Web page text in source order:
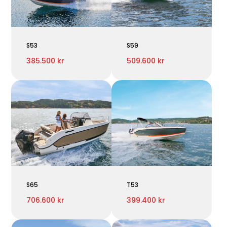
S53
385.500 kr
S59
509.600 kr
S65
706.600 kr
T53
399.400 kr